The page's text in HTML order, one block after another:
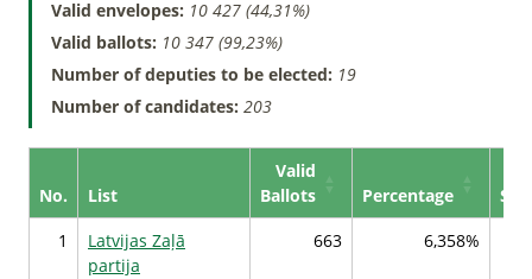
Valid envelopes: 10 427 (44,31%)
Valid ballots: 10 347 (99,23%)
Number of deputies to be elected: 19
Number of candidates: 203
No. List
Valid
Ballots
Percentage
1
Latvijas Zaļā
partija
663 6,358%